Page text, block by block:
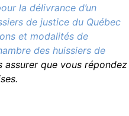
la délivrance d’un
de justice du Québec
et modalités de
des huissiers de
assurer que vous répondez